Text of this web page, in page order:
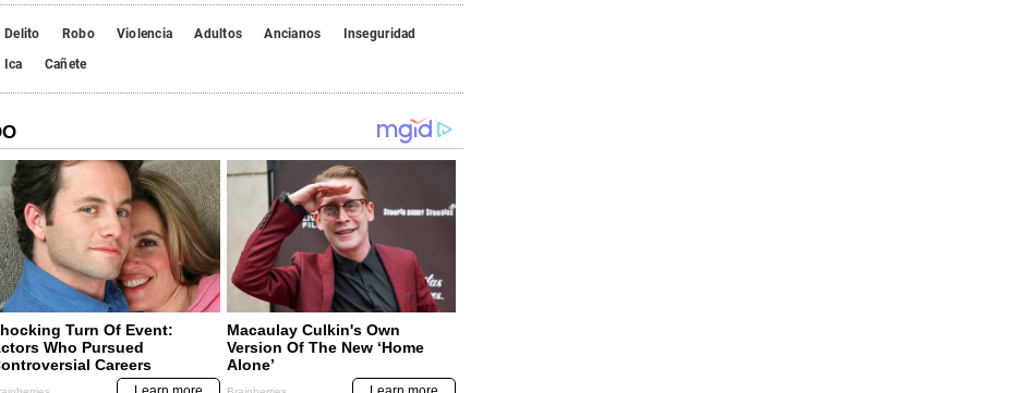
Delito Robo Violencia Adultos Ancianos
Inseguridad
Ica Cañete